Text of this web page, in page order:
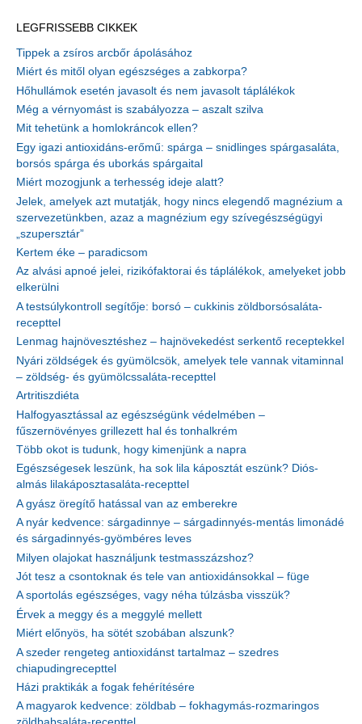
LEGFRISSEBB CIKKEK
Tippek a zsíros arcbőr ápolásához
Miért és mitől olyan egészséges a zabkorpa?
Hőhullámok esetén javasolt és nem javasolt táplálékok
Még a vérnyomást is szabályozza – aszalt szilva
Mit tehetünk a homlokráncok ellen?
Egy igazi antioxidáns-erőmű: spárga – snidlinges spárgasaláta,
borsós spárga és uborkás spárgaital
Miért mozogjunk a terhesség ideje alatt?
Jelek, amelyek azt mutatják, hogy nincs elegendő magnézium a
szervezetünkben, azaz a magnézium egy szívegészségügyi
„szupersztár”
Kertem éke – paradicsom
Az alvási apnoé jelei, rizikófaktorai és táplálékok, amelyeket jobb
elkerülni
A testsúlykontroll segítője: borsó – cukkinis zöldborsósaláta-
recepttel
Lenmag hajnövesztéshez – hajnövekedést serkentő receptekkel
Nyári zöldségek és gyümölcsök, amelyek tele vannak vitaminnal
– zöldség- és gyümölcssaláta-recepttel
Artritiszdiéta
Halfogyasztással az egészségünk védelmében –
fűszernövényes grillezett hal és tonhalkrém
Több okot is tudunk, hogy kimenjünk a napra
Egészségesek leszünk, ha sok lila káposztát eszünk? Diós-
almás lilakáposztasaláta-recepttel
A gyász öregítő hatással van az emberekre
A nyár kedvence: sárgadinnye – sárgadinnyés-mentás limonádé
és sárgadinnyés-gyömbéres leves
Milyen olajokat használjunk testmasszázshoz?
Jót tesz a csontoknak és tele van antioxidánsokkal – füge
A sportolás egészséges, vagy néha túlzásba visszük?
Érvek a meggy és a meggylé mellett
Miért előnyös, ha sötét szobában alszunk?
A szeder rengeteg antioxidánst tartalmaz – szedres
chiapudingrecepttel
Házi praktikák a fogak fehérítésére
A magyarok kedvence: zöldbab – fokhagymás-rozmaringos